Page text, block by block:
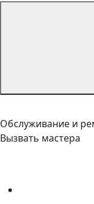
Обслуживание и
Вызвать мастера